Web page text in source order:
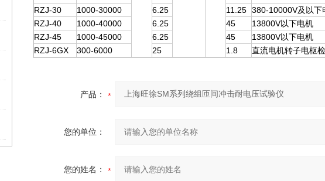
RZJ-30
1000-30000 6.25 11.25 380-10000V及以下
RZJ-40
1000-40000 6.25 45
13800V以下电机
RZJ-45
1000-45000 6.25 45
13800V以下电机
RZJ-6GX
300-6000 25 1.8 直流电机转子电枢
产品：
您的单位：
您的姓名：